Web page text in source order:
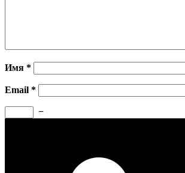
Имя *
Email *
−